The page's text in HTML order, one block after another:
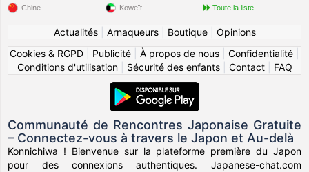
Chine Koweït Toute la liste
Actualités| Arnaqueurs| Boutique| Opinions
Cookies & RGPD
Publicité À propos de nous Confidentialité
Conditions d'utilisation| Sécurité des enfants| Contact| FAQ
Communauté de Rencontres Japonaise Gratuite
– Connectez-vous à travers le Japon et Au-delà
Konnichiwa ! Bienvenue sur la plateforme première du Japon
pour des connexions authentiques. Japanese-chat.com